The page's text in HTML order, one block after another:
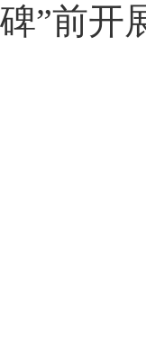
碑”前开